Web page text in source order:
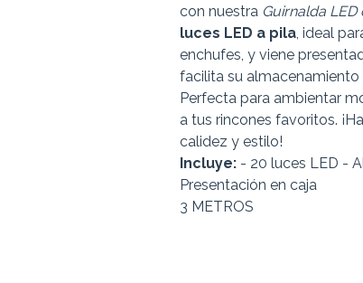
con nuestra Guirnalda
luces LED a pila, ideal
enchufes, y viene
facilita su almacenamiento
Perfecta para ambientar
a tus rincones favoritos.
calidez y estilo!
Incluye: - 20 luces LED -
Presentación en caja
3 METROS